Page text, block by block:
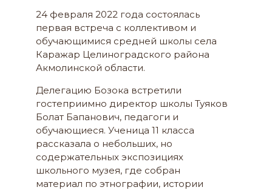
24 февраля 2022 года состоялась
первая встреча с коллективом и
обучающимися средней школы села
Каражар Целиноградского района
Акмолинской области.
Делегацию Бозока встретили
гостеприимно директор школы Туяков
Болат Бапанович, педагоги и
обучающиеся. Ученица 11 класса
рассказала о небольших, но
содержательных экспозициях
школьного музея, где собран
материал по этнографии, истории